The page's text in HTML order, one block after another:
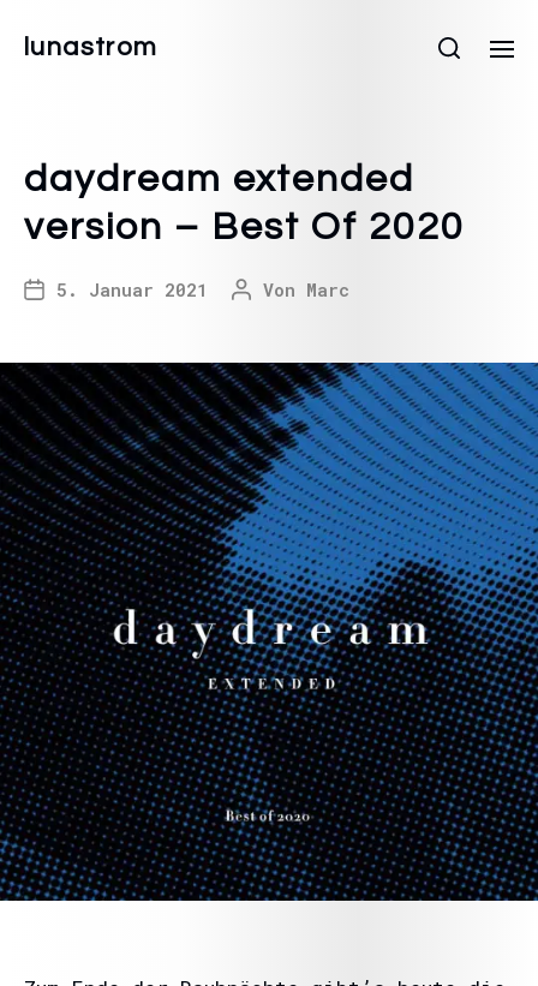
lunastrom
daydream extended
version – Best Of 2020
5. Januar 2021 Von Marc